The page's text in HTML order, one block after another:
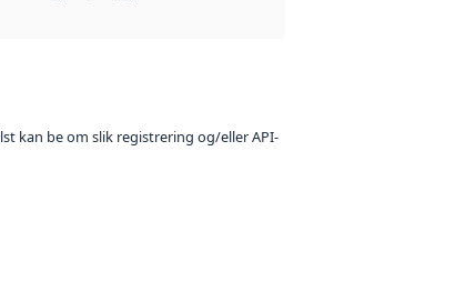
kan be om slik registrering og/eller API-